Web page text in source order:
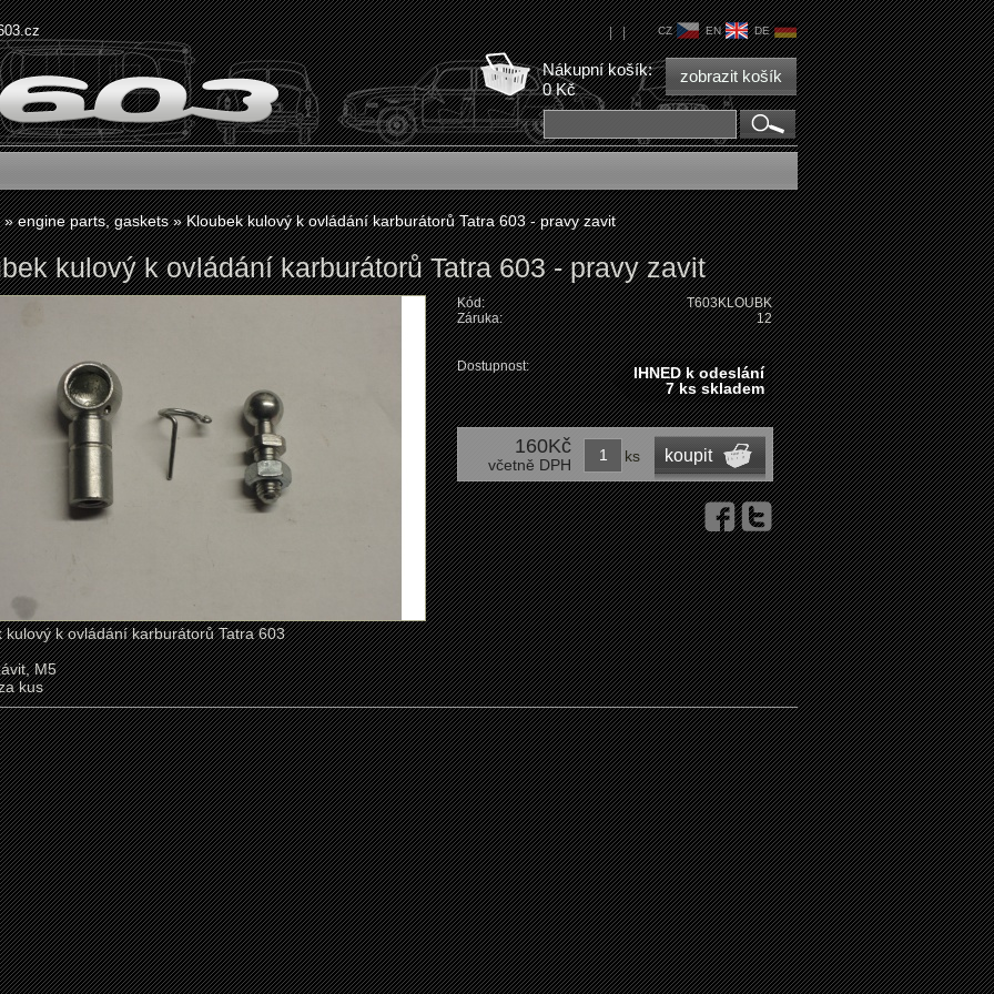
CZ EN DE
||
Nákupní košík:
0 Kč
zobrazit košík
»engine parts, gaskets»Kloubek kulový k ovládání karburátorů Tatra 603 - pravy zavit
kulový k ovládání karburátorů Tatra 603 - pravy zavit
Kód:
T603KLOUBK
Záruka:
12
Dostupnost:
IHNED k odeslání
7 ks skladem
160Kč
včetně DPH ks koupit
kulový k ovládání karburátorů Tatra 603
M5
kus